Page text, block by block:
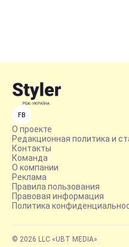
FB
О проекте
Редакционная политика и
Контакты
Команда
О компании
Реклама
Правила пользования
Правовая информация
Политика
© 2026 LLC «UBT MEDIA»